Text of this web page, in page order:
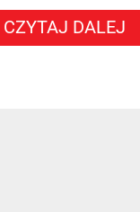
CZYTAJ DALEJ